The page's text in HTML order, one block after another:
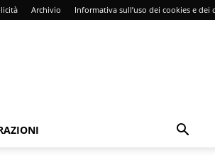
Archivio Informativa sull’uso dei cookies e dei